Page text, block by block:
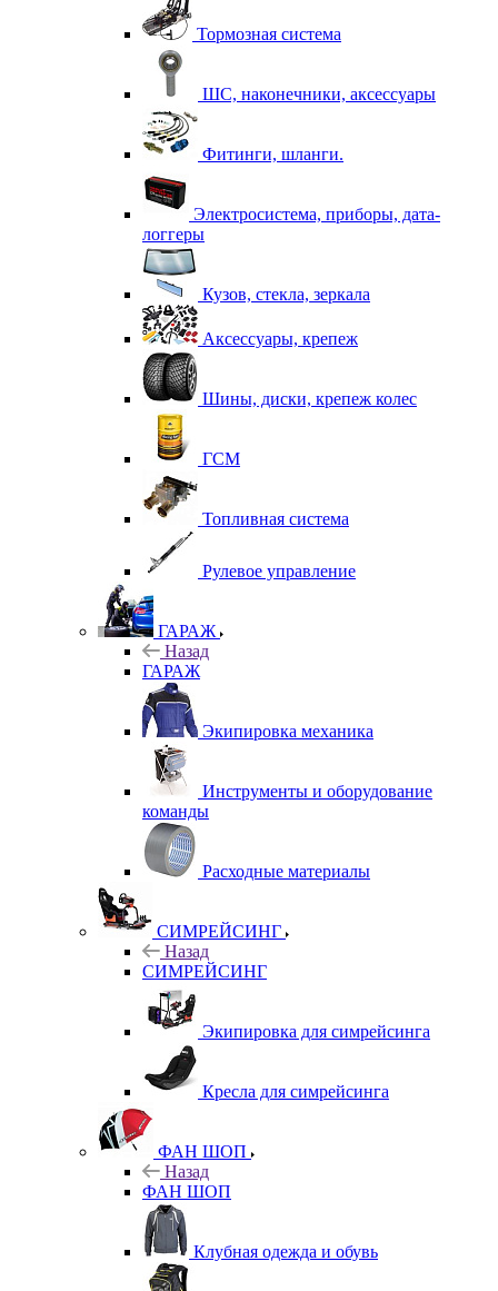
Тормозная система
ШС, наконечники, аксессуары
Фитинги, шланги.
Электросистема, приборы, дата-
логгеры
Кузов, стекла, зеркала
Аксессуары, крепеж
Шины, диски, крепеж колес
ГСМ
Топливная система
Рулевое управление
ГАРАЖ
Назад
ГАРАЖ
Экипировка механика
Инструменты и оборудование
команды
Расходные материалы
СИМРЕЙСИНГ
Назад
СИМРЕЙСИНГ
Экипировка для симрейсинга
Кресла для симрейсинга
ФАН ШОП
Назад
ФАН ШОП
Клубная одежда и обувь